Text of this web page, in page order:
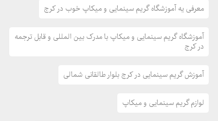
بهترين آموزشگاه ميکاپ در کرج
بهترين مرکزآموزش گريم سينمايي و ميکاپ عروس در کرج
آموزشگاه آرايشگري زنانه در کرج
آموزش تخصصي ميکاپ و گريم درکرج
معرفی یه آموزشگاه گریم سینمایی و میکاپ خوب در کرج
آموزشگاه گریم سینمایی و میکاپ با مدرک بین المللی و قابل ترجمه
در کرج
آموزش گریم سینمایی در کرج بلوار طالقانی شمالی
لوازم گریم سینمایی و میکاپ